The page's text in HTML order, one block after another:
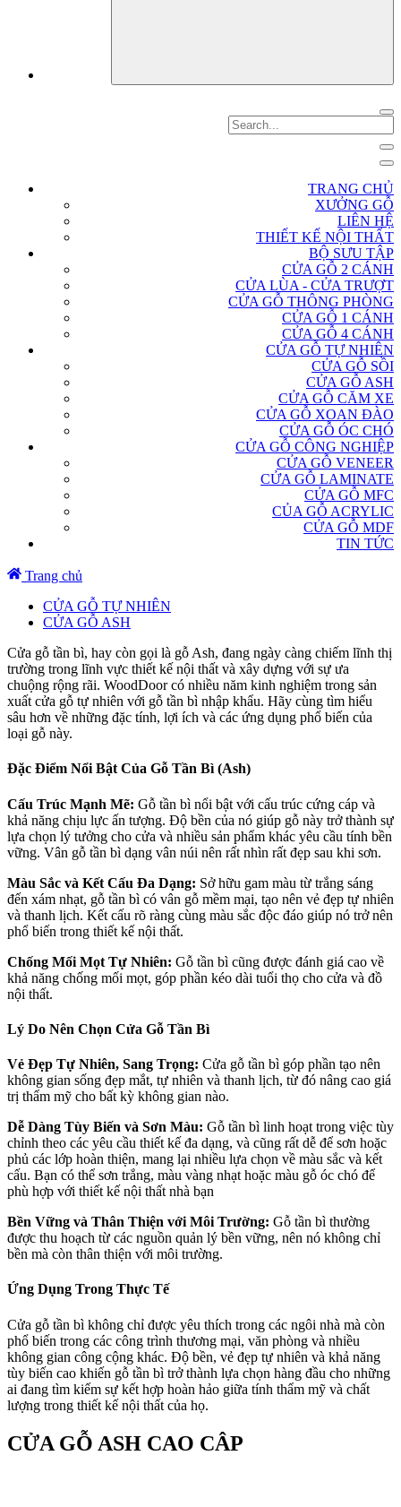
TRANG CHỦ
XƯỞNG GỖ
LIÊN HỆ
THIẾT KẾ NỘI THẤT
BỘ SƯU TẬP
CỬA GỖ 2 CÁNH
CỬA LÙA - CỬA TRƯỢT
CỬA GỖ THÔNG PHÒNG
CỬA GỖ 1 CÁNH
CỬA GỖ 4 CÁNH
CỬA GỖ TỰ NHIÊN
CỬA GỖ SỒI
CỬA GỖ ASH
CỬA GỖ CĂM XE
CỬA GỖ XOAN ĐÀO
CỬA GỖ ÓC CHÓ
CỬA GỖ CÔNG NGHIỆP
CỬA GỖ VENEER
CỬA GỖ LAMINATE
CỬA GỖ MFC
CỦA GỖ ACRYLIC
CỬA GỖ MDF
TIN TỨC
Trang chủ
CỬA GỖ TỰ NHIÊN
CỬA GỖ ASH
Cửa gỗ tần bì, hay còn gọi là gỗ Ash, đang ngày càng chiếm lĩnh thị
trường trong lĩnh vực thiết kế nội thất và xây dựng với sự ưa
chuộng rộng rãi. WoodDoor có nhiều năm kinh nghiệm trong sản
xuất cửa gỗ tự nhiên với gỗ tần bì nhập khẩu. Hãy cùng tìm hiểu
sâu hơn về những đặc tính, lợi ích và các ứng dụng phổ biến của
loại gỗ này.
Đặc Điểm Nổi Bật Của Gỗ Tần Bì (Ash)
Cấu Trúc Mạnh Mẽ: Gỗ tần bì nổi bật với cấu trúc cứng cáp và
khả năng chịu lực ấn tượng. Độ bền của nó giúp gỗ này trở thành sự
lựa chọn lý tưởng cho cửa và nhiều sản phẩm khác yêu cầu tính bền
vững. Vân gỗ tần bì dạng vân núi nên rất nhìn rất đẹp sau khi sơn.
Màu Sắc và Kết Cấu Đa Dạng: Sở hữu gam màu từ trắng sáng
đến xám nhạt, gỗ tần bì có vân gỗ mềm mại, tạo nên vẻ đẹp tự nhiên
và thanh lịch. Kết cấu rõ ràng cùng màu sắc độc đáo giúp nó trở nên
phổ biến trong thiết kế nội thất.
Chống Mối Mọt Tự Nhiên: Gỗ tần bì cũng được đánh giá cao về
khả năng chống mối mọt, góp phần kéo dài tuổi thọ cho cửa và đồ
nội thất.
Lý Do Nên Chọn Cửa Gỗ Tần Bì
Vẻ Đẹp Tự Nhiên, Sang Trọng: Cửa gỗ tần bì góp phần tạo nên
không gian sống đẹp mắt, tự nhiên và thanh lịch, từ đó nâng cao giá
trị thẩm mỹ cho bất kỳ không gian nào.
Dễ Dàng Tùy Biến và Sơn Màu: Gỗ tần bì linh hoạt trong việc tùy
chỉnh theo các yêu cầu thiết kế đa dạng, và cũng rất dễ để sơn hoặc
phủ các lớp hoàn thiện, mang lại nhiều lựa chọn về màu sắc và kết
cấu. Bạn có thể sơn trắng, màu vàng nhạt hoặc màu gỗ óc chó để
phù hợp với thiết kế nội thất nhà bạn
Bền Vững và Thân Thiện với Môi Trường: Gỗ tần bì thường
được thu hoạch từ các nguồn quản lý bền vững, nên nó không chỉ
bền mà còn thân thiện với môi trường.
Ứng Dụng Trong Thực Tế
Cửa gỗ tần bì không chỉ được yêu thích trong các ngôi nhà mà còn
phổ biến trong các công trình thương mại, văn phòng và nhiều
không gian công cộng khác. Độ bền, vẻ đẹp tự nhiên và khả năng
tùy biến cao khiến gỗ tần bì trở thành lựa chọn hàng đầu cho những
ai đang tìm kiếm sự kết hợp hoàn hảo giữa tính thẩm mỹ và chất
lượng trong thiết kế nội thất của họ.
CỬA GỖ ASH CAO CÂP